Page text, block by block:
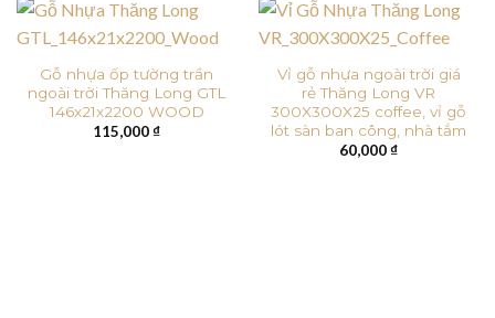
Gỗ nhựa ốp tường trần
ngoài trời Thăng Long GTL
146x21x2200 WOOD
115,000₫
Vỉ gỗ nhựa ngoài trời giá
rẻ Thăng Long VR
300X300X25 coffee, vỉ gỗ
lót sàn ban công, nhà tắm
60,000₫